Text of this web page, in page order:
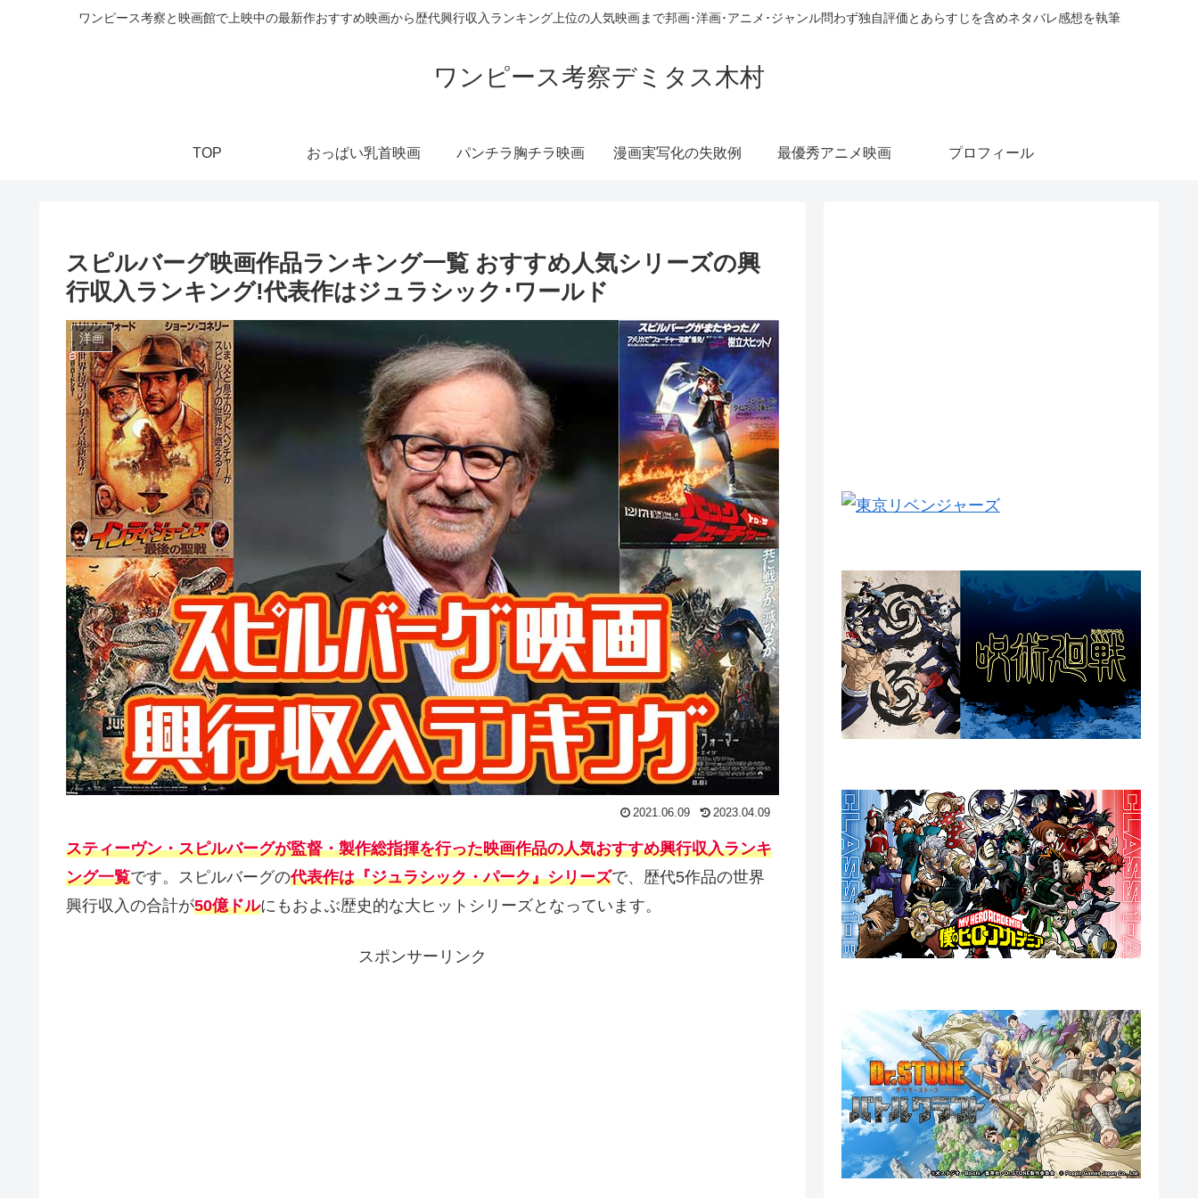
ワンピース考察と映画館で上映中の最新作おすすめ映画から歴代興行収入ランキング上位の人気映画まで邦画･洋画･アニメ･ジャンル問わず独自評価とあらすじを含めネタバレ感想を執筆
ワンピース考察デミタス木村
TOP おっぱい乳首映画 パンチラ胸チラ映画 漫画実写化の失敗例 最優秀アニメ映画 プロフィール
スピルバーグ映画作品ランキング一覧 おすすめ人気シリーズの興
行収入ランキング!代表作はジュラシック･ワールド
洋画
2021.06.09 2023.04.09
スティーヴン・スピルバーグが監督・製作総指揮を行った映画作品の人気おすすめ興行収入ランキ
ング一覧です。スピルバーグの代表作は『ジュラシック・パーク』シリーズで、歴代5作品の世界
興行収入の合計が50億ドルにもおよぶ歴史的な大ヒットシリーズとなっています。
スポンサーリンク